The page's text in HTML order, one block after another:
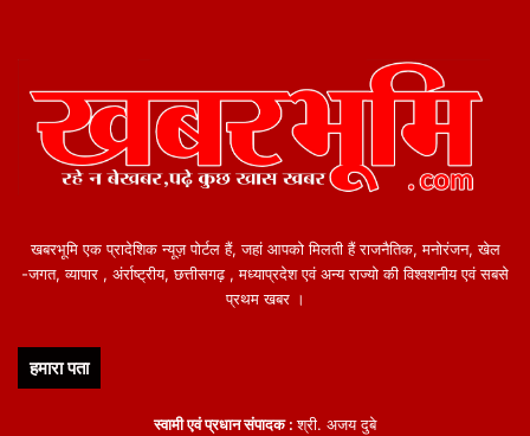
खबरभूमि एक प्रादेशिक न्यूज़ पोर्टल हैं, जहां आपको मिलती हैं राजनैतिक, मनोरंजन, खेल
-जगत, व्यापार , अंर्राष्ट्रीय, छत्तीसगढ़ , मध्याप्रदेश एवं अन्य राज्यो की विश्वशनीय एवं सबसे
प्रथम खबर ।
हमारा पता
स्वामी एवं प्रधान संपादक :श्री. अजय दुबे